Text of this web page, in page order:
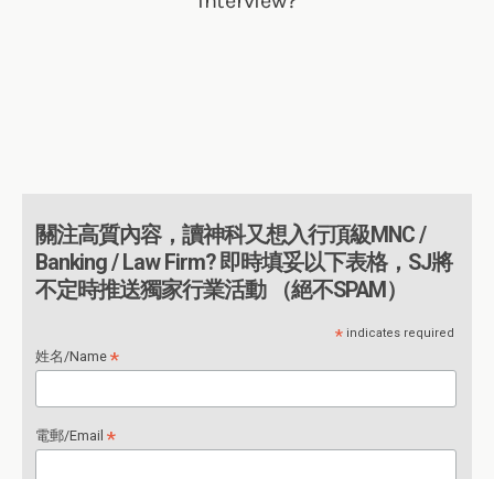
關注高質內容，讀神科又想入行頂級MNC /
Banking / Law Firm? 即時填妥以下表格，SJ將
不定時推送獨家行業活動 （絕不SPAM）
* indicates required
姓名/Name*
電郵/Email*